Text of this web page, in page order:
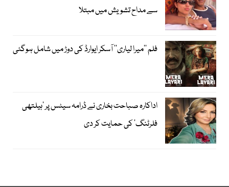
سے مداح تشویش میں مبتلا
فلم ’’میرا لیاری‘‘ آسکر ایوارڈ کی دوڑ میں شامل ہوگئی
اداکارہ صباحت بخاری نے ڈرامہ سیٹس پر ’ہیلتھی
فلرٹنگ‘ کی حمایت کر دی